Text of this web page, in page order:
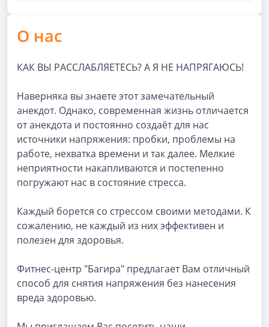
О нас
КАК ВЫ РАССЛАБЛЯЕТЕСЬ? А Я НЕ НАПРЯГАЮСЬ!
Наверняка вы знаете этот замечательный
анекдот. Однако, современная жизнь отличается
от анекдота и постоянно создаёт для нас
источники напряжения: пробки, проблемы на
работе, нехватка времени и так далее. Мелкие
неприятности накапливаются и постепенно
погружают нас в состояние стресса.
Каждый борется со стрессом своими методами. К
сожалению, не каждый из них эффективен и
полезен для здоровья.
Фитнес-центр "Багира" предлагает Вам отличный
способ для снятия напряжения без нанесения
вреда здоровью.